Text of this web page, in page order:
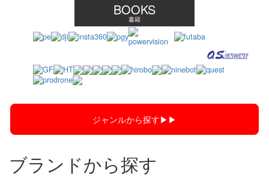
BOOKS
書籍
ジャンルから探す▶︎▶︎
ブランドから探す